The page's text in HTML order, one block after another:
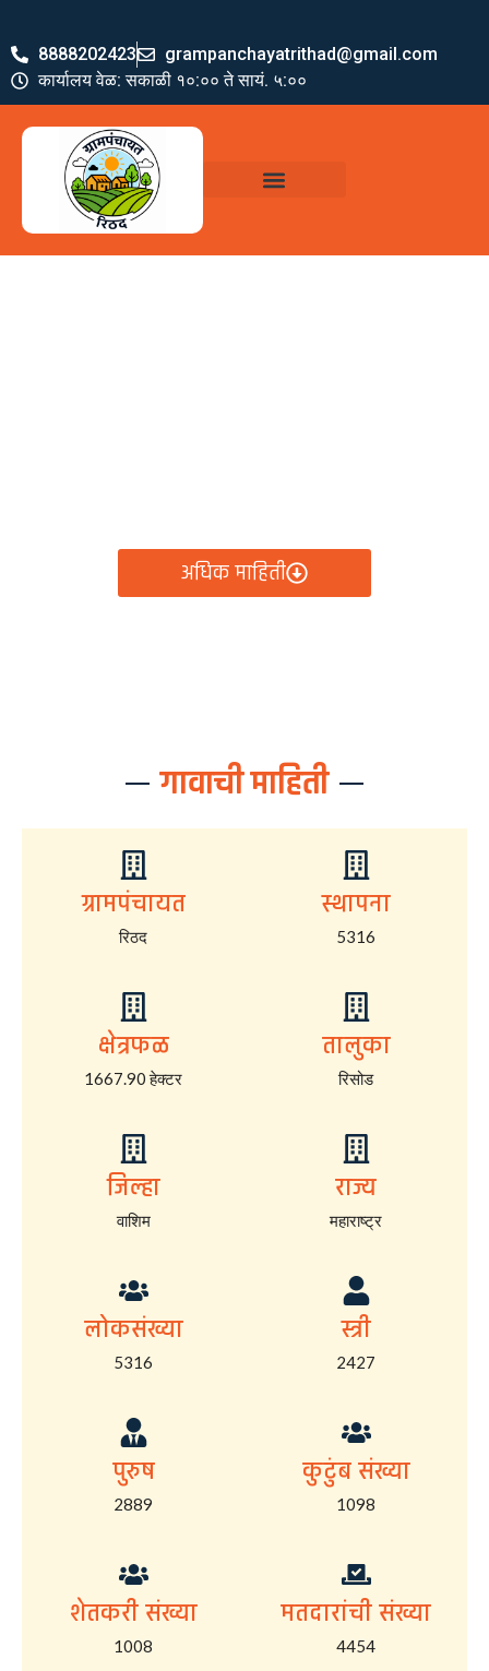
8888202423
grampanchayatrithad@gmail.com
कार्यालय वेळ: सकाळी १०:०० ते सायं. ५:००
अधिक माहिती
गावाची माहिती
ग्रामपंचायत
रिठद
स्थापना
5316
क्षेत्रफळ
1667.90 हेक्टर
तालुका
रिसोड
जिल्हा
वाशिम
राज्य
महाराष्ट्र
लोकसंख्या
5316
स्त्री
2427
पुरुष
2889
कुटुंब संख्या
1098
शेतकरी संख्या
1008
मतदारांची संख्या
4454